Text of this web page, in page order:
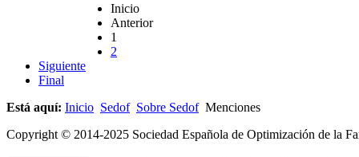
Inicio
Anterior
1
2
Siguiente
Final
Está aquí: Inicio Sedof Sobre Sedof Menciones
Copyright © 2014-2025 Sociedad Española de Optimización de la